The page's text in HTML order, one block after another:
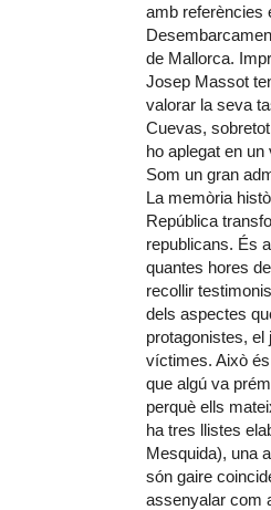
amb referències
de Mallorca.
Josep Massot
valorar la seva
Cuevas,
ho aplegat en
Som un gran
La memòria
República
republicans. És
quantes hores
recollir
dels aspectes
protagonistes, el
víctimes. Això
que algú va
perquè ells
ha tres llistes
Mesquida), una
són gaire
assenyalar com